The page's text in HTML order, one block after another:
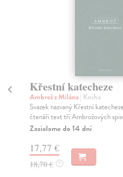
Křestní katecheze
Ambrož z Milána| Kniha
Svazek nazvaný Křestní
čtenáři text tří Ambrožových
Zasielame do 14 dní
17,77 €
18,70 € ?